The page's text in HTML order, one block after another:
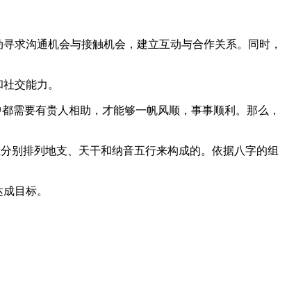
求沟通机会与接触机会，建立互动与合作关系。同时，
交能力。
需要有贵人相助，才能够一帆风顺，事事顺利。那么，
别排列地支、天干和纳音五行来构成的。依据八字的组
目标。